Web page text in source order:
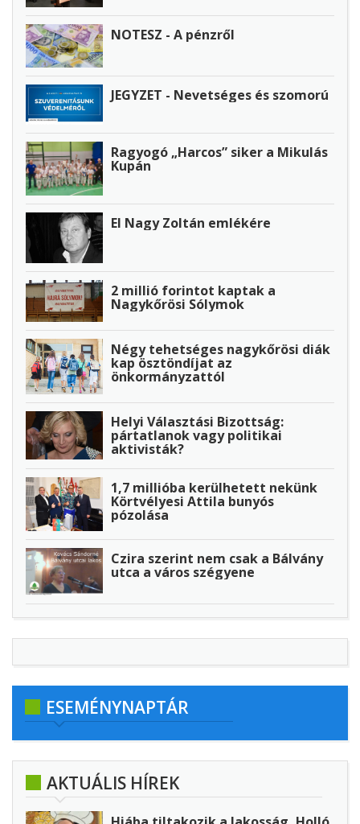
NOTESZ - A pénzről
JEGYZET - Nevetséges és szomorú
Ragyogó „Harcos” siker a Mikulás
Kupán
El Nagy Zoltán emlékére
2 millió forintot kaptak a
Nagykőrösi Sólymok
Négy tehetséges nagykőrösi diák
kap ösztöndíjat az
önkormányzattól
Helyi Választási Bizottság:
pártatlanok vagy politikai
aktivisták?
1,7 millióba kerülhetett nekünk
Körtvélyesi Attila bunyós
pózolása
Czira szerint nem csak a Bálvány
utca a város szégyene
ESEMÉNYNAPTÁR
AKTUÁLIS HÍREK